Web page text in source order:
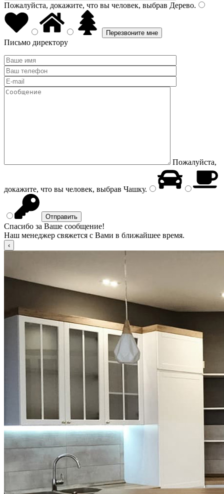
Пожалуйста, докажите, что вы человек, выбрав Дерево.
Письмо директору
Пожалуйста,
докажите, что вы человек, выбрав Чашку.
Спасибо за Ваше сообщение!
Наш менеджер свяжется с Вами в ближайшее время.